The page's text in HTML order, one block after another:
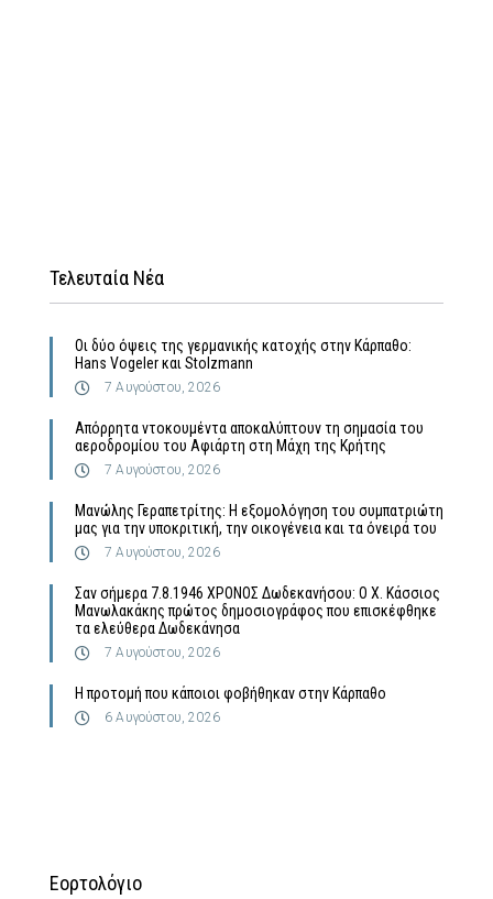
Τελευταία Νέα
Οι δύο όψεις της γερμανικής κατοχής στην Κάρπαθο:
Hans Vogeler και Stolzmann
7 Αυγούστου, 2026
Απόρρητα ντοκουμέντα αποκαλύπτουν τη σημασία του
αεροδρομίου του Αφιάρτη στη Μάχη της Κρήτης
7 Αυγούστου, 2026
Μανώλης Γεραπετρίτης: Η εξομολόγηση του συμπατριώτη
μας για την υποκριτική, την οικογένεια και τα όνειρά του
7 Αυγούστου, 2026
Σαν σήμερα 7.8.1946 ΧΡΟΝΟΣ Δωδεκανήσου: Ο Χ. Κάσσιος
Μανωλακάκης πρώτος δημοσιογράφος που επισκέφθηκε
τα ελεύθερα Δωδεκάνησα
7 Αυγούστου, 2026
Η προτομή που κάποιοι φοβήθηκαν στην Κάρπαθο
6 Αυγούστου, 2026
Εορτολόγιο